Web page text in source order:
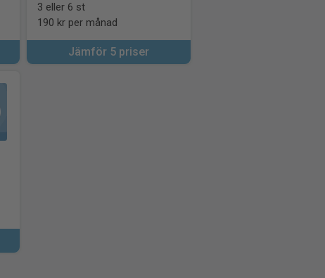
3 eller 6 st
190 kr per månad
Jämför 5 priser